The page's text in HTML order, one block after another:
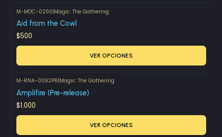
M-MOC-0290|Magic: The Gathering
Aid from the Cowl
$500
VER OPCIONES
M-RNA-0092PR|Magic: The Gathering
Amplifire (Pre-release)
$1.000
VER OPCIONES